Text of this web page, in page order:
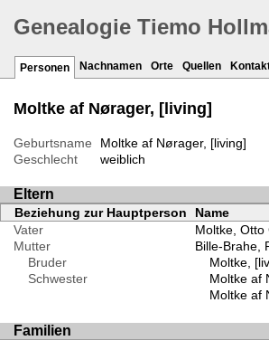
Genealogie Tiemo
Personen Nachnamen Orte Quellen
Moltke af Nørager, [living]
Geburtsname
Moltke af Nørager, [living]
Geschlecht
weiblich
Eltern
Beziehung zur Hauptperson Name
Vater
Moltke, Otto
Mutter
Bille-Brahe,
Bruder
Moltke,
Schwester
Moltke af
Moltke af
Familien